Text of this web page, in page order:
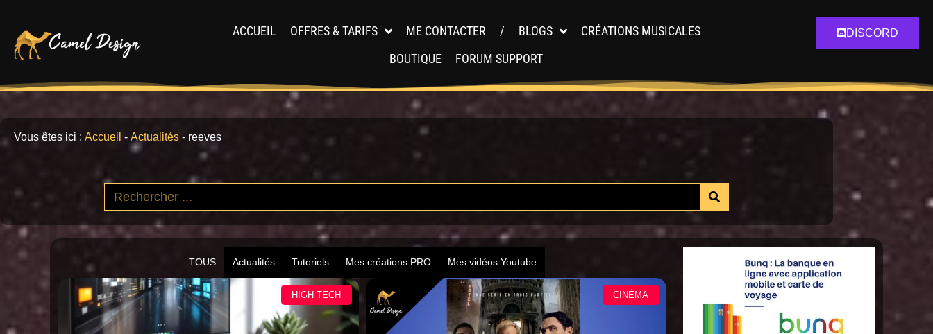
ACCUEIL OFFRES & TARIFS ME CONTACTER / BLOGS
CRÉATIONS MUSICALES
BOUTIQUE
FORUM SUPPORT
DISCORD
Vous êtes ici : Accueil - Actualités - reeves
TOUS Actualités Tutoriels Mes créations PRO Mes vidéos Youtube
HIGH TECH CINÉMA